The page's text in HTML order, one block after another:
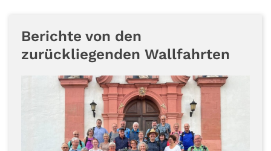
Berichte von den
zurückliegenden Wallfahrten